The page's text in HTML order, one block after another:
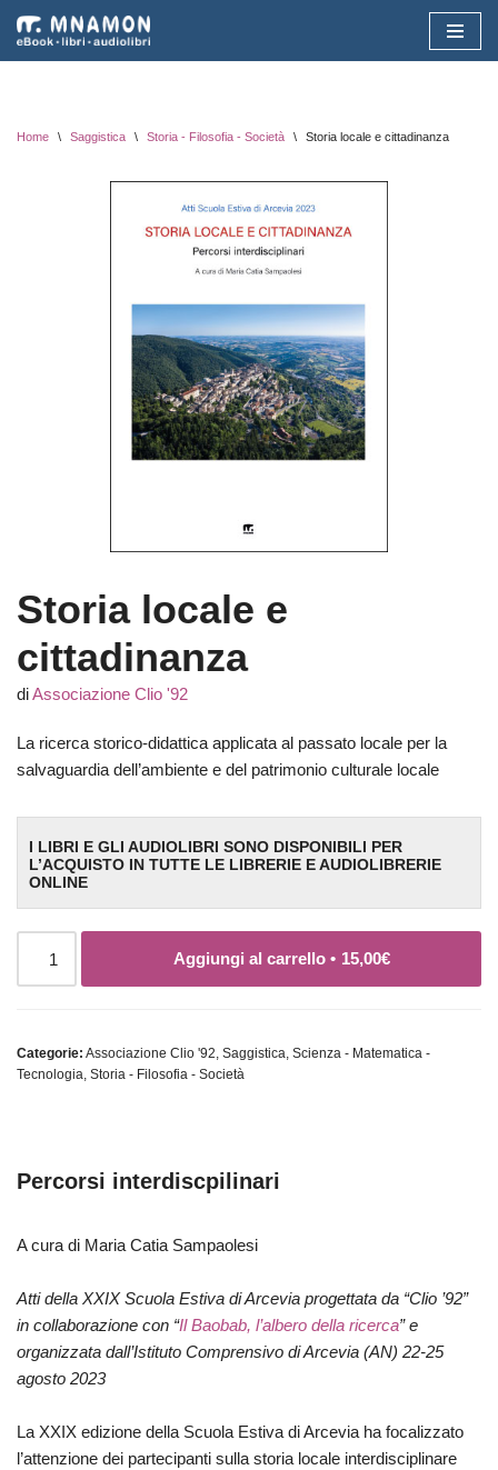
Vai
Home \ Saggistica \ Storia - Filosofia - Società \ Storia locale e cittadinanza
Storia locale e
cittadinanza
diAssociazione Clio '92
La ricerca storico-didattica applicata al passato locale per la
salvaguardia dell’ambiente e del patrimonio culturale locale
I LIBRI E GLI AUDIOLIBRI SONO DISPONIBILI PER
L’ACQUISTO IN TUTTE LE LIBRERIE E AUDIOLIBRERIE
ONLINE
Aggiungi al carrello • 15,00€
Categorie: Associazione Clio '92, Saggistica, Scienza - Matematica -
Tecnologia, Storia - Filosofia - Società
Percorsi interdiscpilinari
A cura di Maria Catia Sampaolesi
Atti della XXIX Scuola Estiva di Arcevia progettata da “Clio ’92”
in collaborazione con “Il Baobab, l’albero della ricerca” e
organizzata dall’Istituto Comprensivo di Arcevia (AN) 22-25
agosto 2023
La XXIX edizione della Scuola Estiva di Arcevia ha focalizzato
l’attenzione dei partecipanti sulla storia locale interdisciplinare